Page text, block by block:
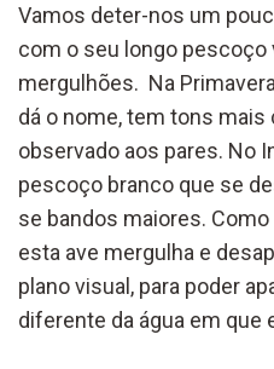
Vamos deter-nos um
com o seu longo pescoço
mergulhões. Na
dá o nome, tem tons
observado aos pares. No
pescoço branco que se
se bandos maiores.
esta ave mergulha e
plano visual, para poder
diferente da água em que